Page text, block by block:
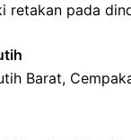
retakan pada
Barat,